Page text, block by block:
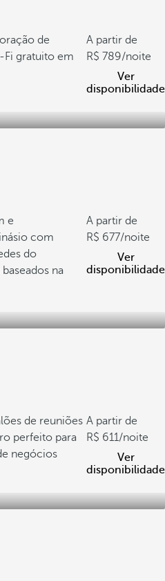
de
Fi gratuito em
A partir de
789/noite
Ver
disponibilidade
e
com
do
na
A partir de
677/noite
Ver
disponibilidade
de reuniões
perfeito para
negócios
A partir de
611/noite
Ver
disponibilidade